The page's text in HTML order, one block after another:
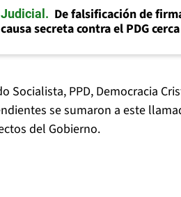
Judicial
De falsificación de
causa secreta contra el PDG
Socialista, PPD, Democracia
se sumaron a este
del Gobierno.